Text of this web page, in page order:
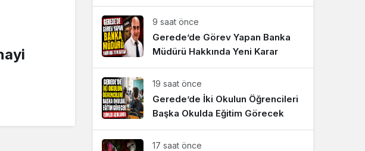
Gece Modu
Gece modunu seçin.
Sistem modunu seçin.
9 saat önce
Gerede’de Görev Yapan Banka
Müdürü Hakkında Yeni Karar
19 saat önce
Gerede’de İki Okulun Öğrencileri
Başka Okulda Eğitim Görecek
17 saat önce